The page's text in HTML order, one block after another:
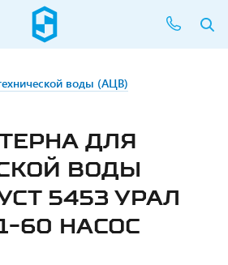
воды (АЦВ)
ДЛЯ
ВОДЫ
5453 УРАЛ
60 НАСОС